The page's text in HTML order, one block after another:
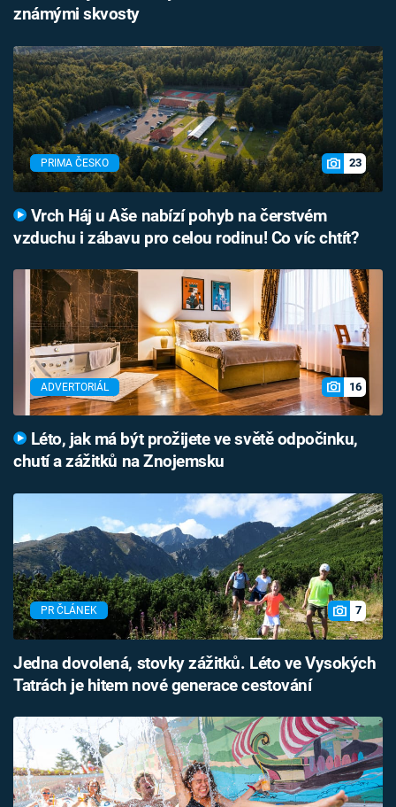
známými skvosty
PRIMA ČESKO 23
Vrch Háj u Aše nabízí pohyb na čerstvém
vzduchu i zábavu pro celou rodinu! Co víc chtít?
ADVERTORIÁL 16
Léto, jak má být prožijete ve světě odpočinku,
chutí a zážitků na Znojemsku
PR ČLÁNEK 7
Jedna dovolená, stovky zážitků. Léto ve Vysokých
Tatrách je hitem nové generace cestování